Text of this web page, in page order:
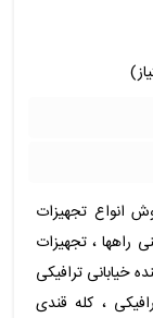
انواع تجهیزات
راهها ، تجهیزات
خیابانی ترافیکی
، کله قندی